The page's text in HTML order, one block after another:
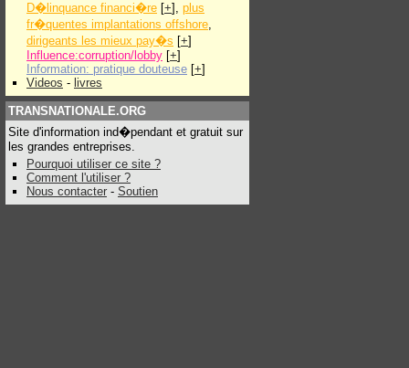
D�linquance financi�re [+], plus
fr�quentes implantations offshore,
dirigeants les mieux pay�s [+]
Influence:corruption/lobby [+]
Information: pratique douteuse [+]
Videos - livres
TRANSNATIONALE.ORG
Site d'information ind�pendant et gratuit sur
les grandes entreprises.
Pourquoi utiliser ce site ?
Comment l'utiliser ?
Nous contacter - Soutien